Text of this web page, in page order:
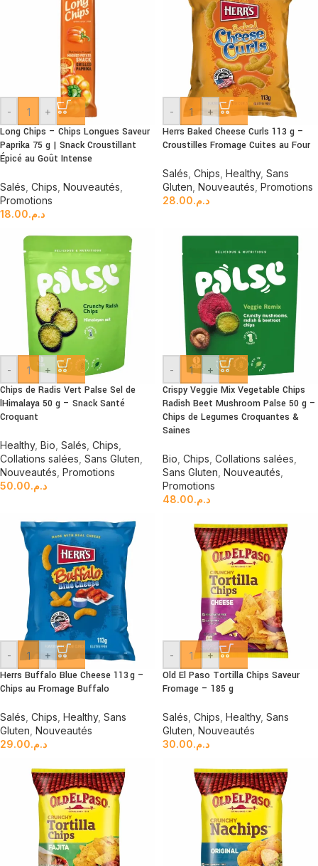
- +
Long Chips – Chips Longues Saveur
Paprika 75 g | Snack Croustillant
Épicé au Goût Intense
Salés Chips Nouveautés
Promotions
د.م.18.00
- +
Herrs Baked Cheese Curls 113 g –
Croustilles Fromage Cuites au Four
Salés Chips Healthy, Sans
Gluten Nouveautés Promotions
د.م.28.00
- +
Chips de Radis Vert Palse Sel de
lHimalaya 50 g – Snack Santé
Croquant
Healthy, Bio Salés Chips
Collations salées Sans Gluten
Nouveautés Promotions
د.م.50.00
- +
Crispy Veggie Mix Vegetable Chips
Radish Beet Mushroom Palse 50 g –
Chips de Legumes Croquantes &
Saines
Bio Chips Collations salées
Sans Gluten Nouveautés
Promotions
د.م.48.00
- +
Herrs Buffalo Blue Cheese 113 g –
Chips au Fromage Buffalo
Salés Chips Healthy, Sans
Gluten Nouveautés
د.م.29.00
- +
Old El Paso Tortilla Chips Saveur
Fromage – 185 g
Salés Chips Healthy, Sans
Gluten Nouveautés
د.م.30.00